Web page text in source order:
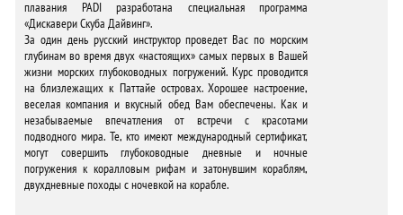
плавания PADI разработана специальная программа
«Дискавери Скуба Дайвинг».
За один день русский инструктор проведет Вас по морским
глубинам во время двух «настоящих» самых первых в Вашей
жизни морских глубоководных погружений. Курс проводится
на близлежащих к Паттайе островах. Хорошее настроение,
веселая компания и вкусный обед Вам обеспечены. Как и
незабываемые впечатления от встречи с красотами
подводного мира. Те, кто имеют международный сертификат,
могут совершить глубоководные дневные и ночные
погружения к коралловым рифам и затонувшим кораблям,
двухдневные походы с ночевкой на корабле.